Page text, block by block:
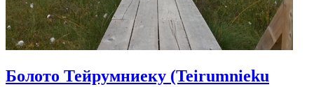
Болото Тейрумниеку (Teirumnieku